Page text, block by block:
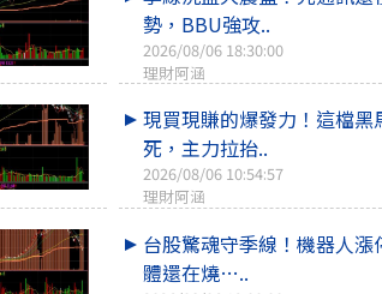
勢，BBU強攻..
2026/08/06 18:30:00
理財阿涵
現買現賺的爆發力！這檔黑
死，主力拉抬..
2026/08/06 10:54:57
理財阿涵
台股驚魂守季線！機器人漲
體還在燒…..